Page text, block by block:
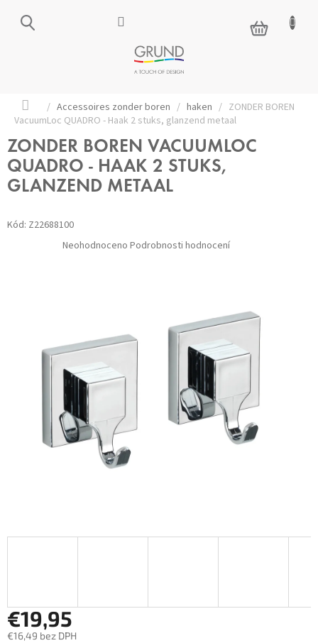
NÁKUPNÍ
KOŠÍK
Domů
/ Accessoires zonder boren / haken / ZONDER BOREN
VacuumLoc QUADRO - Haak 2 stuks, glanzend metaal
ZONDER BOREN VACUUMLOC
QUADRO - HAAK 2 STUKS,
GLANZEND METAAL
Kód: Z22688100
Průměrné
hodnocení
Neohodnoceno Podrobnosti hodnocení
€19,95
€16,49 bez DPH